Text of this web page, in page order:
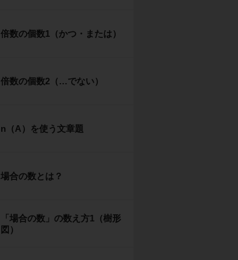
倍数の個数1（かつ・または）
倍数の個数2（…でない）
n（A）を使う文章題
場合の数とは？
「場合の数」の数え方1（樹形
図）